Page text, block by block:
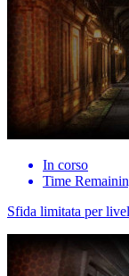
In corso
Time
Sfida limitata per